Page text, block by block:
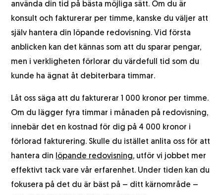
använda din tid på bästa möjliga sätt. Om du är
konsult och fakturerar per timme, kanske du väljer att
själv hantera din löpande redovisning. Vid första
anblicken kan det kännas som att du sparar pengar,
men i verkligheten förlorar du värdefull tid som du
kunde ha ägnat åt debiterbara timmar.
Låt oss säga att du fakturerar 1 000 kronor per timme.
Om du lägger fyra timmar i månaden på redovisning,
innebär det en kostnad för dig på 4 000 kronor i
förlorad fakturering. Skulle du istället anlita oss för att
hantera din
löpande redovisning, utför vi jobbet mer
effektivt tack vare vår erfarenhet. Under tiden kan du
fokusera på det du är bäst på – ditt kärnområde –